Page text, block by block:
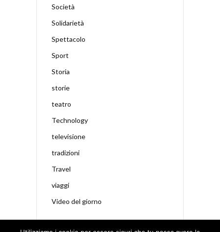
Società
Solidarietà
Spettacolo
Sport
Storia
storie
teatro
Technology
televisione
tradizioni
Travel
viaggi
Video del giorno